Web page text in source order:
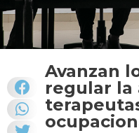
Avanzan
regular la